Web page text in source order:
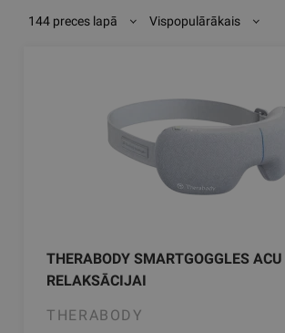
144 preces lapā Vispopulārākais
THERABODY SMARTGOGGLES
RELAKSĀCIJAI
THERABODY